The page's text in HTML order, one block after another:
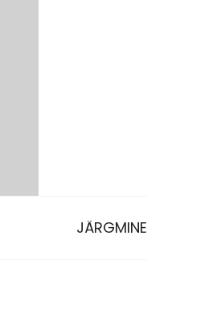
JÄRGMINE